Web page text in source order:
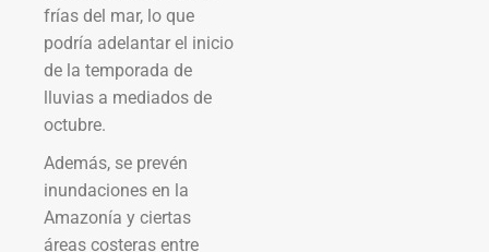
frías del mar, lo que
podría adelantar el inicio
de la temporada de
lluvias a mediados de
octubre.
Además, se prevén
inundaciones en la
Amazonía y ciertas
áreas costeras entre